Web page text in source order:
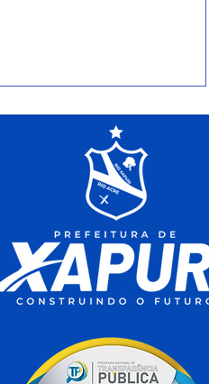
na Comunidade:
e Cidadania chegam
do Riozinho,